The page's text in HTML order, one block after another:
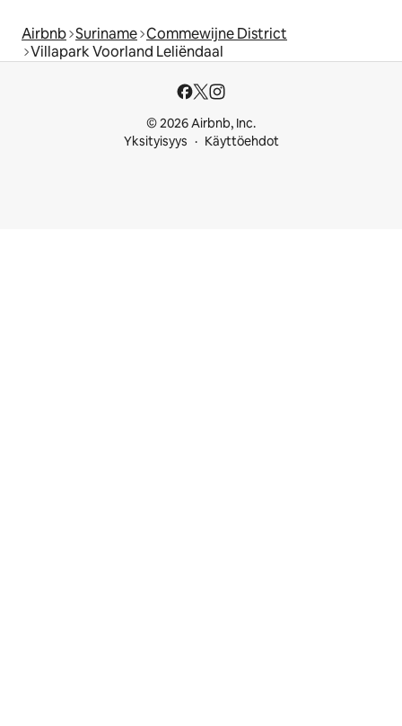
Airbnb Suriname Commewijne District
Villapark Voorland Leliëndaal
© 2026 Airbnb, Inc.
Yksityisyys
Käyttöehdot